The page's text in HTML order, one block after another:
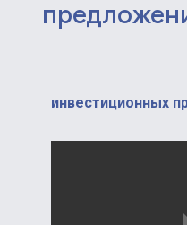
инвестиционных